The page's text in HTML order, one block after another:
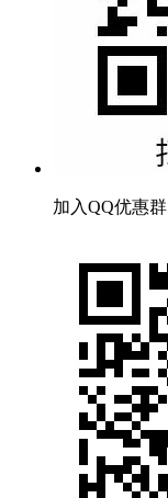
加入QQ优惠群